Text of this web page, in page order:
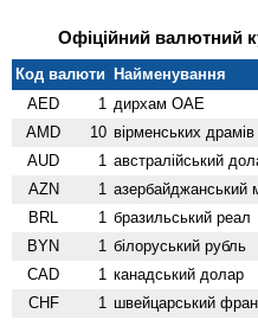
Офіційний валютний
Код валюти Найменування
AED
1 дирхам ОАЕ
AMD 10 вiрменських драмів
AUD 1 австралійський
AZN 1 азербайджанський
BRL 1 бразильський реал
BYN 1 білоруський рубль
CAD 1 канадський долар
CHF 1 швейцарський